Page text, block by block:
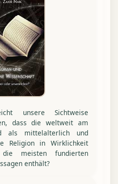
unsere Sichtweise
dass die weltweit am
als mittelalterlich und
Religion in Wirklichkeit
meisten fundierten
enthält?